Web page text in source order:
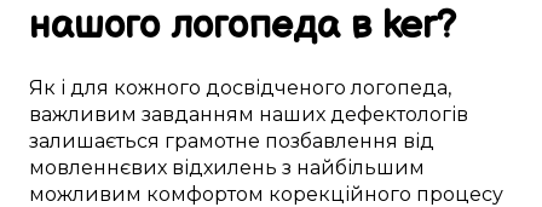
нашого логопеда в ker?
Як і для кожного досвідченого логопеда,
важливим завданням наших дефектологів
залишається грамотне позбавлення від
мовленнєвих відхилень з найбільшим
можливим комфортом корекційного процесу